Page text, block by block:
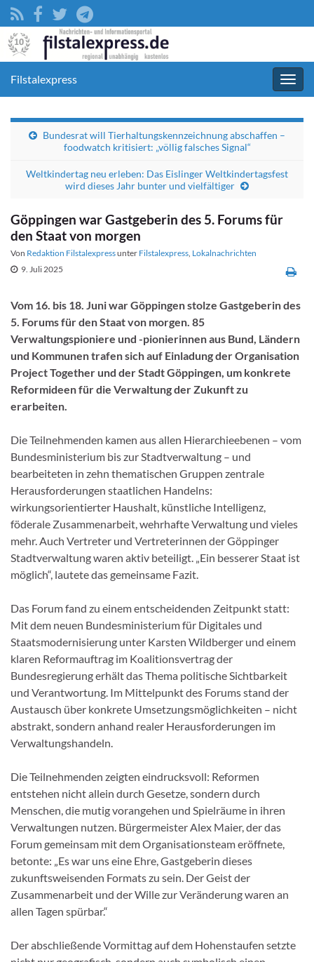
Filstalexpress
Bundesrat will Tierhaltungskennzeichnung abschaffen –
foodwatch kritisiert: „völlig falsches Signal“
Weltkindertag neu erleben: Das Eislinger Weltkindertagsfest
wird dieses Jahr bunter und vielfältiger
Göppingen war Gastgeberin des 5. Forums für
den Staat von morgen
Von Redaktion Filstalexpressunter Filstalexpress, Lokalnachrichten
9. Juli 2025
Vom 16. bis 18. Juni war Göppingen stolze Gastgeberin des
5. Forums für den Staat von morgen. 85
Verwaltungspioniere und -pionierinnen aus Bund, Ländern
und Kommunen trafen sich auf Einladung der Organisation
Project Together und der Stadt Göppingen, um konkrete
Reformideen für die Verwaltung der Zukunft zu
erarbeiten.
Die Teilnehmenden kamen aus allen Hierarchieebenen – vom
Bundesministerium bis zur Stadtverwaltung – und
bearbeiteten in zehn thematischen Gruppen zentrale
Herausforderungen staatlichen Handelns:
wirkungsorientierter Haushalt, künstliche Intelligenz,
föderale Zusammenarbeit, wehrhafte Verwaltung und vieles
mehr. Auch Vertreter und Vertreterinnen der Göppinger
Stadtverwaltung waren aktiv beteiligt. „Ein besserer Staat ist
möglich“, lautete das gemeinsame Fazit.
Das Forum fand zu einem entscheidenden Zeitpunkt statt:
Mit dem neuen Bundesministerium für Digitales und
Staatsmodernisierung unter Karsten Wildberger und einem
klaren Reformauftrag im Koalitionsvertrag der
Bundesregierung erhält das Thema politische Sichtbarkeit
und Verantwortung. Im Mittelpunkt des Forums stand der
Austausch über konkrete Umsetzungsmöglichkeiten – nicht
abstrakt, sondern anhand realer Herausforderungen im
Verwaltungshandeln.
Die Teilnehmenden zeigten eindrucksvoll: Reformen
entstehen nicht allein durch Gesetze, sondern durch
Menschen, die mutig vorangehen und Spielräume in ihren
Verwaltungen nutzen. Bürgermeister Alex Maier, der das
Forum gemeinsam mit dem Organisationsteam eröffnete,
betonte: „Es war uns eine Ehre, Gastgeberin dieses
zukunftsweisenden Formats zu sein. Der Geist der
Zusammenarbeit und der Wille zur Veränderung waren an
allen Tagen spürbar.“
Der abschließende Vormittag auf dem Hohenstaufen setzte